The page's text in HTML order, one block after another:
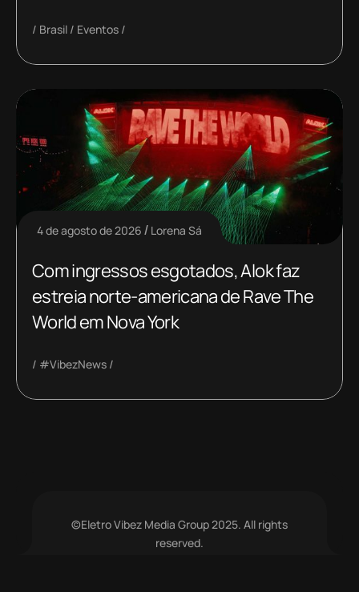
Brasil Eventos
4 de agosto de 2026 Lorena Sá
Com ingressos esgotados, Alok faz
estreia norte-americana de Rave The
World em Nova York
#VibezNews
©Eletro Vibez Media Group 2025. All rights
reserved.